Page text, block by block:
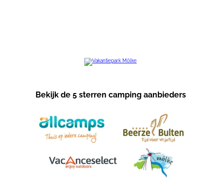
Bekijk de 5 sterren camping aanbieders